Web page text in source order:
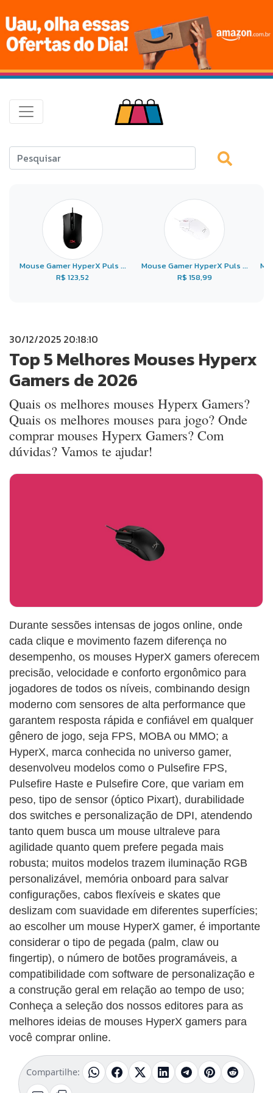
Mouse Gamer HyperX Puls ...
R$ 123,52
Mouse Gamer HyperX Puls ...
R$ 158,99
30/12/2025 20:18:10
Top 5 Melhores Mouses Hyperx
Gamers de 2026
Quais os melhores mouses Hyperx Gamers?
Quais os melhores mouses para jogo? Onde
comprar mouses Hyperx Gamers? Com
dúvidas? Vamos te ajudar!
Durante sessões intensas de jogos online, onde
cada clique e movimento fazem diferença no
desempenho, os mouses HyperX gamers oferecem
precisão, velocidade e conforto ergonômico para
jogadores de todos os níveis, combinando design
moderno com sensores de alta performance que
garantem resposta rápida e confiável em qualquer
gênero de jogo, seja FPS, MOBA ou MMO; a
HyperX, marca conhecida no universo gamer,
desenvolveu modelos como o Pulsefire FPS,
Pulsefire Haste e Pulsefire Core, que variam em
peso, tipo de sensor (óptico Pixart), durabilidade
dos switches e personalização de DPI, atendendo
tanto quem busca um mouse ultraleve para
agilidade quanto quem prefere pegada mais
robusta; muitos modelos trazem iluminação RGB
personalizável, memória onboard para salvar
configurações, cabos flexíveis e skates que
deslizam com suavidade em diferentes superfícies;
ao escolher um mouse HyperX gamer, é importante
considerar o tipo de pegada (palm, claw ou
fingertip), o número de botões programáveis, a
compatibilidade com software de personalização e
a construção geral em relação ao tempo de uso;
Conheça a seleção dos nossos editores para as
melhores ideias de mouses HyperX gamers para
você comprar online.
Compartilhe: